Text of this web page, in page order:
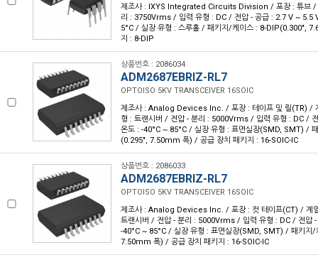
제조사 : IXYS Integrated Circuits Division / 포장 : 튜브 /
리 : 3750Vrms / 입력 유형 : DC / 전압 - 공급 : 2.7 V ~ 5.5
5°C / 실장 유형 : 스루홀 / 패키지/케이스 : 8-DIP(0.300",
지 : 8-DIP
상품번호 : 2086034
ADM2687EBRIZ-RL7
OPTOISO 5KV TRANSCEIVER 16SOIC
제조사 : Analog Devices Inc. / 포장 : 테이프 및 릴(TR)
형 : 트랜시버 / 전압 - 분리 : 5000Vrms / 입력 유형 : DC /
온도 : -40°C ~ 85°C / 실장 유형 : 표면실장(SMD, SMT) /
(0.295", 7.50mm 폭) / 공급 장치 패키지 : 16-SOIC-IC
상품번호 : 2086033
ADM2687EBRIZ-RL7
OPTOISO 5KV TRANSCEIVER 16SOIC
제조사 : Analog Devices Inc. / 포장 : 컷 테이프(CT) /
트랜시버 / 전압 - 분리 : 5000Vrms / 입력 유형 : DC / 전압
-40°C ~ 85°C / 실장 유형 : 표면실장(SMD, SMT) / 패키지
7.50mm 폭) / 공급 장치 패키지 : 16-SOIC-IC